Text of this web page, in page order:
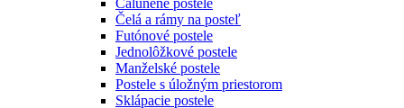
Čelá a rámy na posteľ
Futónové postele
Jednolôžkové postele
Manželské postele
Postele s úložným priestorom
Sklápacie postele